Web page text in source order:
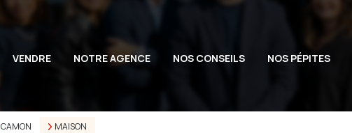
VENDRE NOTRE AGENCE NOS CONSEILS NOS PÉPITES
CAMON MAISON